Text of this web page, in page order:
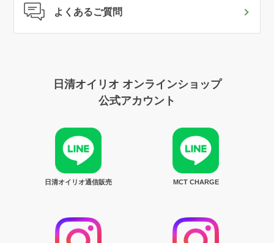
よくあるご質問
日清オイリオ オンラインショップ
公式アカウント
日清オイリオ通信販売 MCT CHARGE